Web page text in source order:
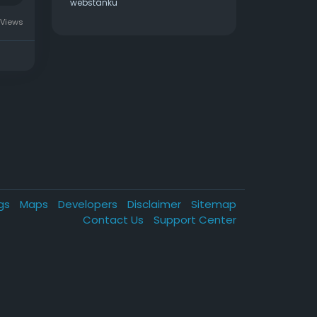
webstánku
Maps Developers Disclaimer
Sitemap
Contact Us
Support Center